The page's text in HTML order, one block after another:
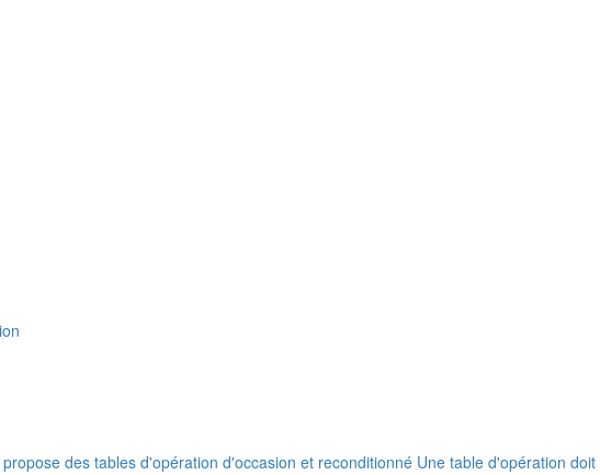
des tables d'opération d'occasion et reconditionné Une table d'opération